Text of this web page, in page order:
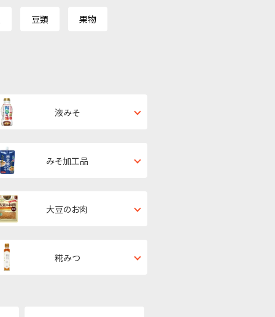
豆類 果物
液みそ
みそ加工品
大豆のお肉
糀みつ